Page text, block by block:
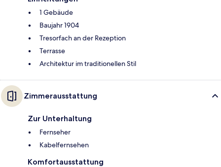
1 Gebäude
Baujahr 1904
Tresorfach an der Rezeption
Terrasse
Architektur im traditionellen Stil
Zimmerausstattung
Zur Unterhaltung
Fernseher
Kabelfernsehen
Komfortausstattung